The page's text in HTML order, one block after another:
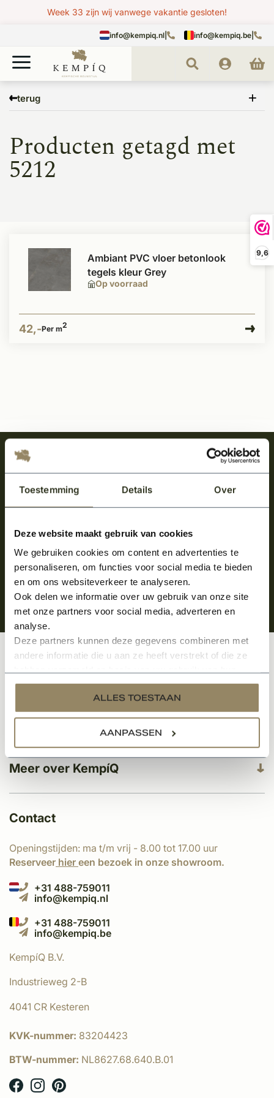
Toestemming Details Over
Deze website maakt gebruik van cookies
We gebruiken cookies om content en advertenties te
personaliseren, om functies voor social media te bieden
en om ons websiteverkeer te analyseren.
Ook delen we informatie over uw gebruik van onze site
met onze partners voor social media, adverteren en
analyse.
Deze partners kunnen deze gegevens combineren met
andere informatie die u aan ze heeft verstrekt of die ze
services.
ALLES TOESTAAN
AANPASSEN
9,6
Week 33 zijn wij vanwege vakantie gesloten!
info@kempiq.nl info@kempiq.be
terug
5212
Producten getagd met
5212
Op voorraad
Ambiant PVC vloer betonlook
tegels kleur Grey
42,-Per m2
Meld je aan en ontvang het laatste nieuws
over onze kempische bouwstijl!
Aanmelden voor de nieuwsbrief
Meer over KempíQ
Klantenservice
Categorieën
Contact
Openingstijden: ma t/m vrij - 8.00 tot 17.00 uur
Reserveer hier een bezoek in onze showroom.
+31 488-759011
info@kempiq.nl
+31 488-759011
info@kempiq.be
KempíQ B.V.
Industrieweg 2-B
4041 CR Kesteren
KVK-nummer: 83204423
BTW-nummer: NL8627.68.640.B.01